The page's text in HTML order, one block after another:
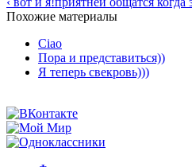
Похожие материалы
Ciao
Пора и представиться))
Я теперь свекровь)))